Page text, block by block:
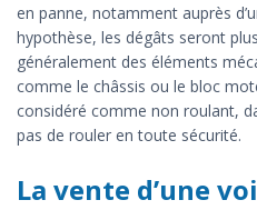
en panne, notamment auprès
hypothèse, les dégâts seront
généralement des éléments
comme le châssis ou le bloc
considéré comme non roulant,
pas de rouler en toute sécurité.
La vente d’une